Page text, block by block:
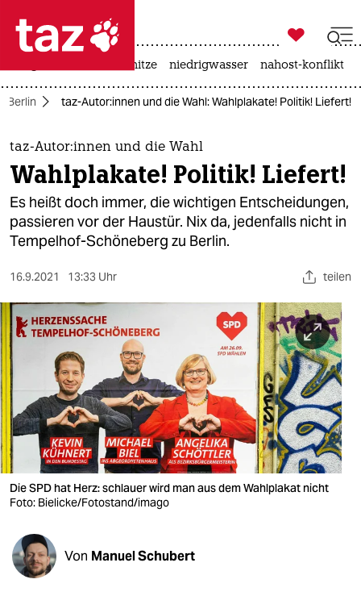
 taz zahl ich
taz zahl ich
themen
politik
öko
gesellschaft
sport
berlin
nord
wahrheit
verlag
verlag
veranstaltungen
shop

taz zahl ich
hitze niedrigwasser nahost-konflikt
Berlin taz-Au­to­r:in­nen und die Wahl: Wahlplakate! Politik! Liefert!
taz-Au­to­r:in­nen und die Wahl
Wahlplakate! Politik! Liefert!
Es heißt doch immer, die wichtigen Entscheidungen,
passieren vor der Haustür. Nix da, jedenfalls nicht in
Tempelhof-Schöneberg zu Berlin.
16.9.2021 13:33 Uhr teilen
Die SPD hat Herz: schlauer wird man aus dem Wahlplakat nicht
Foto: Bielicke/Fotostand/imago
Von Manuel Schubert